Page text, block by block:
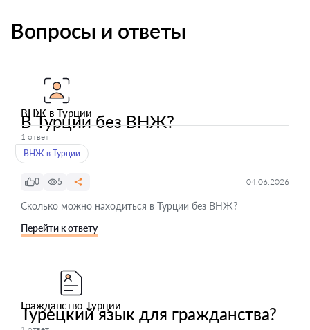
Вопросы и ответы
ВНЖ в Турции
В Турции без ВНЖ?
1 ответ
ВНЖ в Турции
0 5 04.06.2026
Сколько можно находиться в Турции без ВНЖ?
Перейти к ответу
Гражданство Турции
Турецкий язык для гражданства?